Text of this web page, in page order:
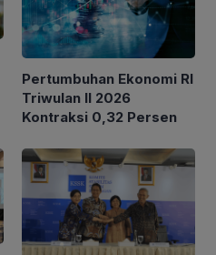
Pertumbuhan Ekonomi RI
Triwulan II 2026
Kontraksi 0,32 Persen